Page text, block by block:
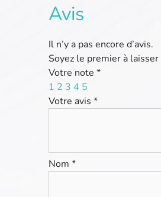
Avis
Il n’y a pas encore d’avis.
Soyez le premier à
Votre note *
1 2 3 4 5
Votre avis *
Nom *